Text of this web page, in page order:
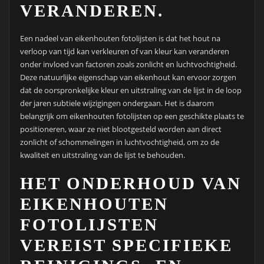
VERANDEREN.
Een nadeel van eikenhouten fotolijsten is dat het hout na
verloop van tijd kan verkleuren of van kleur kan veranderen
onder invloed van factoren zoals zonlicht en luchtvochtigheid.
Deze natuurlijke eigenschap van eikenhout kan ervoor zorgen
dat de oorspronkelijke kleur en uitstraling van de lijst in de loop
der jaren subtiele wijzigingen ondergaan. Het is daarom
belangrijk om eikenhouten fotolijsten op een geschikte plaats te
positioneren, waar ze niet blootgesteld worden aan direct
zonlicht of schommelingen in luchtvochtigheid, om zo de
kwaliteit en uitstraling van de lijst te behouden.
HET ONDERHOUD VAN
EIKENHOUTEN
FOTOLIJSTEN
VEREIST SPECIFIEKE